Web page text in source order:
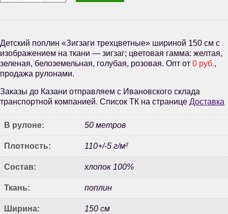
Детский поплин «Зигзаги трехцветные» шириной 150 см с
изображением на ткани — зигзаг; цветовая гамма: желтая,
зеленая, белоземельная, голубая, розовая. Опт от 0 руб.,
продажа рулонами.
Заказы до Казани отправляем с Ивановского склада
транспортной компанией. Список ТК на странице Доставка
В рулоне: 50 метров
Плотность: 110+/-5 г/м²
Состав: хлопок 100%
Ткань: поплин
Ширина: 150 см